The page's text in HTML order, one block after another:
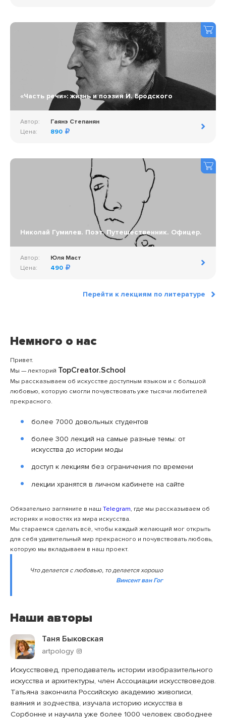
«Часть речи»: жизнь и поэзия И. Бродского
Автор:
Гаянэ Степанян
Цена:
890
Николай Гумилев. Поэт. Путешественник. Офицер.
Автор:
Юля Маст
Цена:
490
Перейти к лекциям по литературе
Немного о нас
Привет.
Мы — лекторий TopCreator.School
Мы рассказываем об искусстве доступным языком и с большой
любовью, которую смогли почувствовать уже тысячи любителей
прекрасного.
более 7000 довольных студентов
более 300 лекций на самые разные темы: от
искусства до истории моды
доступ к лекциям без ограничения по времени
лекции хранятся в личном кабинете на сайте
Обязательно загляните в наш Telegram, где мы рассказываем об
историях и новостях из мира искусства.
Мы стараемся сделать всё, чтобы каждый желающий мог открыть
для себя удивительный мир прекрасного и почувствовать любовь,
которую мы вкладываем в наш проект.
Что делается с любовью, то делается хорошо
Винсент ван Гог
Наши авторы
Таня Быковская
artpology
Искусствовед, преподаватель истории изобразительного
искусства и архитектуры, член Ассоциации искусствоведов.
Татьяна закончила Российскую академию живописи,
ваяния и зодчества, изучала историю искусства в
Сорбонне и научила уже более 1000 человек свободнее